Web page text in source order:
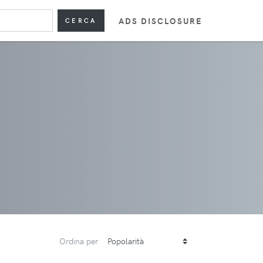
CERCA ADS DISCLOSURE
Ordina per